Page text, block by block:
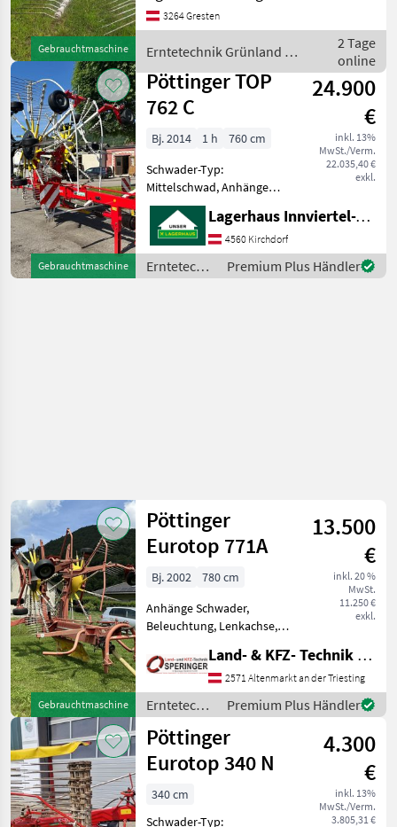
Gebrauchtmaschine
Schwader TOP 460 N mit
Tastrad, Schwadtuch in
gutem Zustand; Kr
3264 Gresten
Erntetechnik Grünland /
Pöttinger
2 Tage
online
Gebrauchtmaschine
Pöttinger TOP
762 C
24.900
€
inkl. 13%
MwSt./Verm.
22.035,40 €
exkl.
Bj. 2014 1 h
760 cm
Schwader-Typ:
Mittelschwad, Anhänge
Schwader, Beleuchtung,
Lenkachse, Tandemachse,
Zinkenverlustsicherung
+WWGW +Einzelaushebung
+Mengenteiler
Lagerhaus Innviertel-Traunviertel-Urfahr eGen, Kirchdorf
4560 Kirchdorf
Erntetechnik
Grünland /
Premium Plus Händler
Gebrauchtmaschine
Pöttinger
Eurotop 771A
13.500
€
inkl. 20 %
MwSt.
11.250 €
exkl.
Bj. 2002
780 cm
Anhänge Schwader,
Beleuchtung, Lenkachse,
Tandemachse,
Zinkenverlustsicherung,
Schwadtuch Verkaufen
einen schön erhaltenen
Eurotop 771A Hydraulische
Land- & KFZ- Technik Speringer & Speringer Gmbh und CoKG
2571 Altenmarkt an der Triesting
Erntetechnik
Grünland /
Pöttinger
Premium Plus Händler
Pöttinger
Eurotop 340 N
4.300
€
inkl. 13%
MwSt./Verm.
3.805,31 €
340 cm
Schwader-Typ: